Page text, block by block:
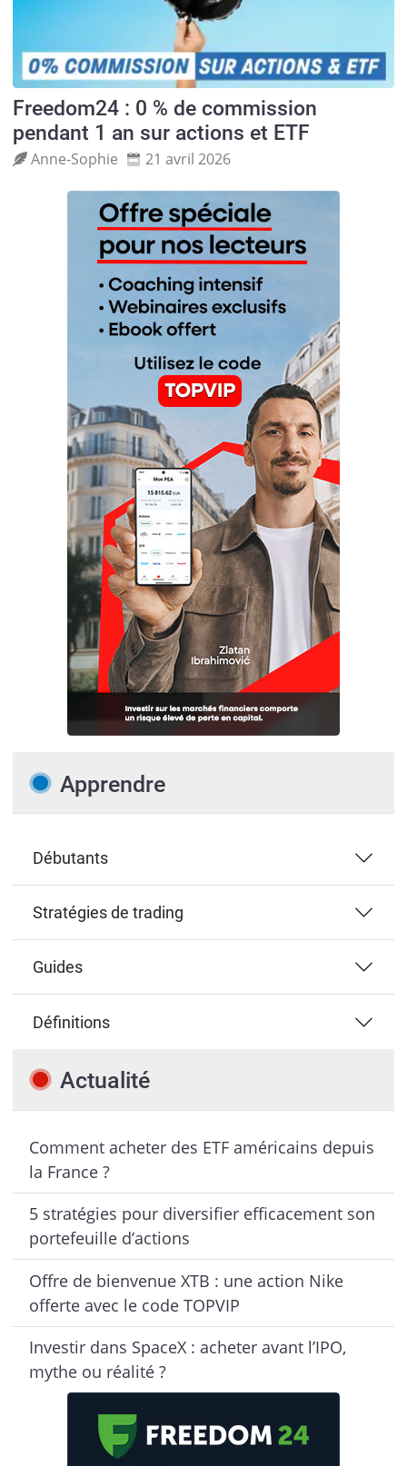
Freedom24 : 0 % de commission
pendant 1 an sur actions et ETF
Anne‑Sophie 21 avril 2026
Apprendre
Débutants
Stratégies de trading
Guides
Définitions
Actualité
Comment acheter des ETF américains depuis
la France ?
5 stratégies pour diversifier efficacement son
portefeuille d’actions
Offre de bienvenue XTB : une action Nike
offerte avec le code TOPVIP
Investir dans SpaceX : acheter avant l’IPO,
mythe ou réalité ?